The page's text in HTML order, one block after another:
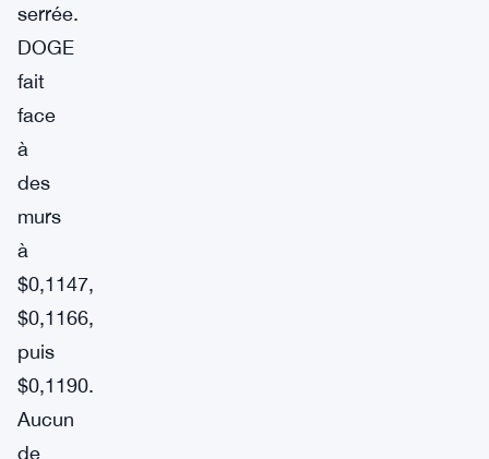
serrée.
DOGE
fait
face
à
des
murs
à
$0,1147,
$0,1166,
puis
$0,1190.
Aucun
de